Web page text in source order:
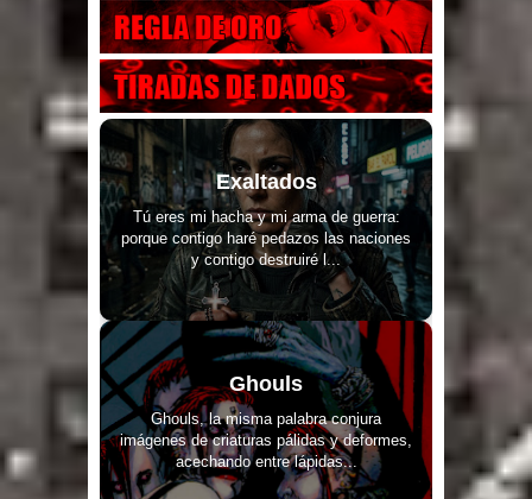
Exaltados
Tú eres mi hacha y mi arma de guerra:
porque contigo haré pedazos las naciones
y contigo destruiré l...
Ghouls
Ghouls, la misma palabra conjura
imágenes de criaturas pálidas y deformes,
acechando entre lápidas...